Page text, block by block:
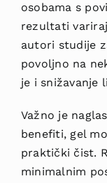
osobama s
rezultati
autori studije
povoljno na
je i snižavanje
Važno je
benefiti, gel
praktički čist.
minimalnim